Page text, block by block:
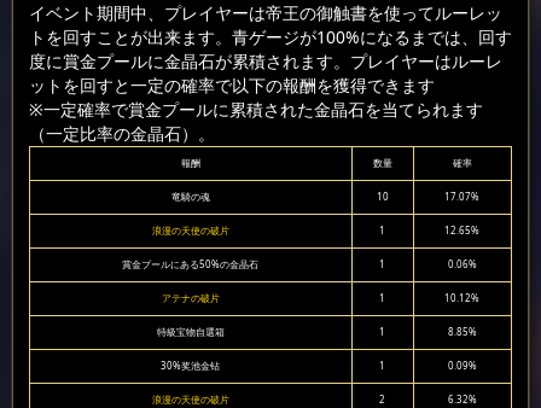
イベント期間中、プレイヤーは帝王の御触書を使ってルーレッ
トを回すことが出来ます。青ゲージが100%になるまでは、回す
度に賞金プールに金晶石が累積されます。プレイヤーはルーレ
ットを回すと一定の確率で以下の報酬を獲得できます
※一定確率で賞金プールに累積された金晶石を当てられます
（一定比率の金晶石）。
報酬 数量 確率
竜騎の魂 10 17.07%
浪漫の天使の破片 1 12.65%
賞金プールにある50%の金晶石 1 0.06%
アテナの破片 1 10.12%
特級宝物自選箱 1 8.85%
30%奖池金钻 1 0.09%
浪漫の天使の破片 2 6.32%